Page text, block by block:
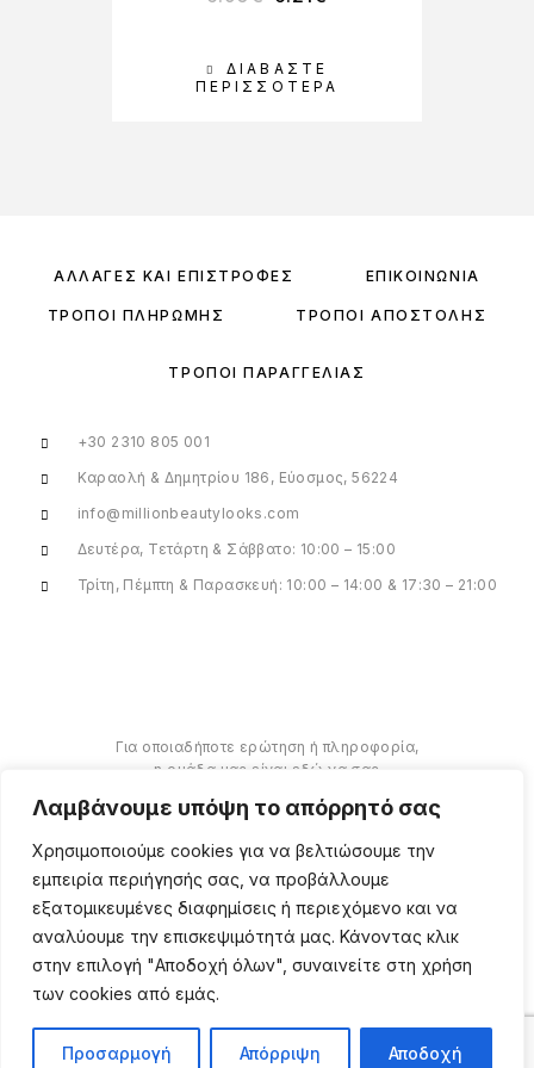
Λαμβάνουμε υπόψη το απόρρητό σας
Χρησιμοποιούμε cookies για να βελτιώσουμε την
εμπειρία περιήγησής σας, να προβάλλουμε
εξατομικευμένες διαφημίσεις ή περιεχόμενο και να
αναλύουμε την επισκεψιμότητά μας. Κάνοντας κλικ
στην επιλογή "Αποδοχή όλων", συναινείτε στη χρήση
των cookies από εμάς.
Προσαρμογή Απόρριψη Αποδοχή
ΔΙΑΒΆΣΤΕ
ΠΕΡΙΣΣΌΤΕΡΑ
ΑΛΛΑΓΈΣ ΚΑΙ ΕΠΙΣΤΡΟΦΈΣ ΕΠΙΚΟΙΝΩΝΊΑ
ΤΡΌΠΟΙ ΠΛΗΡΩΜΉΣ ΤΡΌΠΟΙ ΑΠΟΣΤΟΛΉΣ
ΤΡΌΠΟΙ ΠΑΡΑΓΓΕΛΊΑΣ
+30 2310 805 001
Καραολή & Δημητρίου 186, Εύοσμος, 56224
info@millionbeautylooks.com
Δευτέρα, Τετάρτη & Σάββατο: 10:00 – 15:00
Τρίτη, Πέμπτη & Παρασκευή: 10:00 – 14:00 & 17:30 – 21:00
Για οποιαδήποτε ερώτηση ή πληροφορία,
η ομάδα μας είναι εδώ να σας
βοηθήσουμε.
ΠΕΡΙΣΣΌΤΕΡΑ
Copyright ©2026Million
Reserved. Κατασκευή
Webgrams